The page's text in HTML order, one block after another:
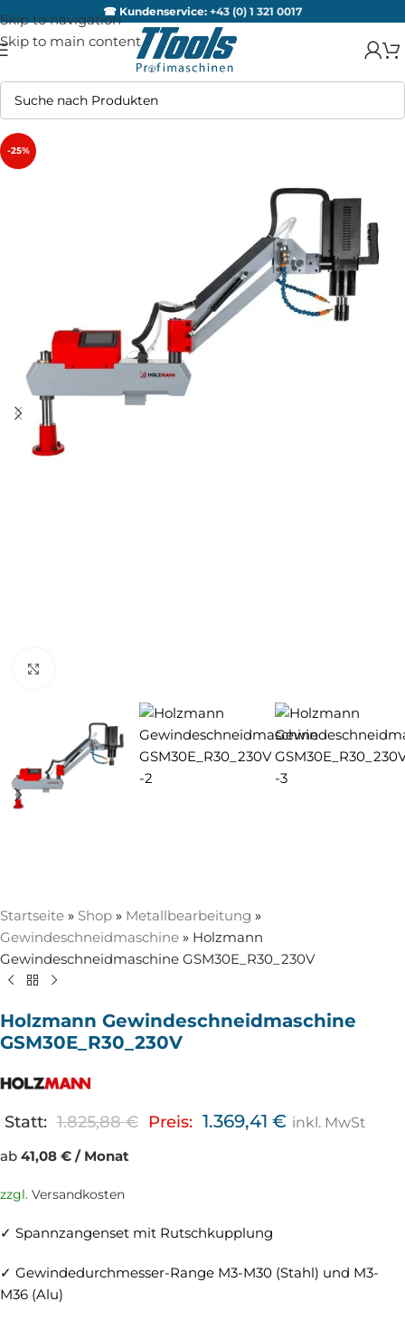
Skip to navigation
Skip to main content
☎ Kundenservice: +43 (0) 1 321 0017
-25%
Startseite » Shop » Metallbearbeitung »
Gewindeschneidmaschine » Holzmann
Gewindeschneidmaschine GSM30E_R30_230V
Holzmann Gewindeschneidmaschine
GSM30E_R30_230V
Statt: 1.825,88€ Preis: 1.369,41 € inkl. MwSt
ab 41,08 € / Monat
zzgl. Versandkosten
✓ Spannzangenset mit Rutschkupplung
✓ Gewindedurchmesser-Range M3-M30 (Stahl) und M3-
M36 (Alu)